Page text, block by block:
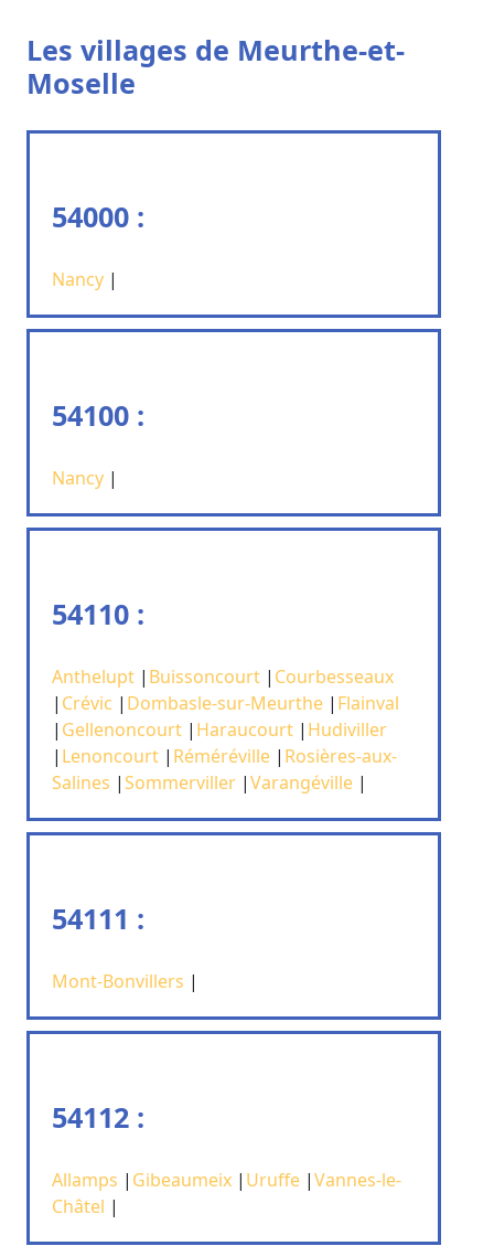
Les villages de Meurthe-et-
Moselle
54000 :
Nancy |
54100 :
Nancy |
54110 :
Anthelupt | Buissoncourt | Courbesseaux
| Crévic | Dombasle-sur-Meurthe | Flainval
| Gellenoncourt | Haraucourt | Hudiviller
| Lenoncourt | Réméréville | Rosières-aux-
Salines |Sommerviller |Varangéville |
54111 :
Mont-Bonvillers |
54112 :
Allamps | Gibeaumeix | Uruffe |Vannes-le-
Châtel |